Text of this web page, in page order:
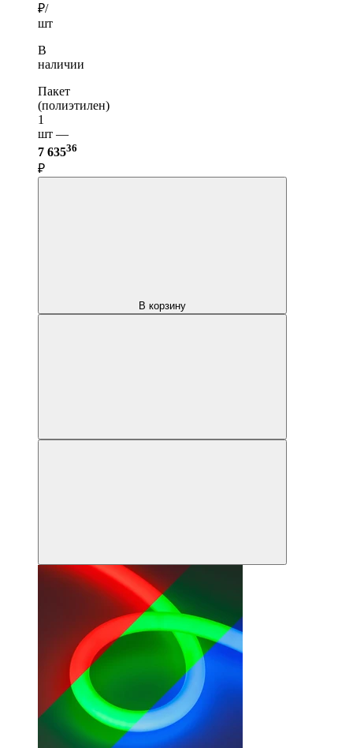
₽/
шт
В
наличии
Пакет
(полиэтилен)
1
шт —
7 63536
₽
В корзину